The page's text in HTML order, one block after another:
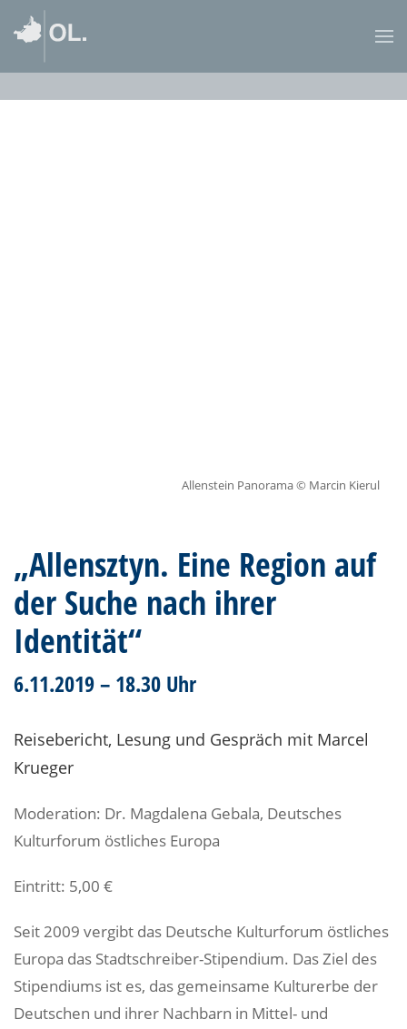
Allenstein Panorama © Marcin Kierul
„Allensztyn. Eine Region auf
der Suche nach ihrer
Identität“
6.11.2019 – 18.30 Uhr
Reisebericht, Lesung und Gespräch mit Marcel
Krueger
Moderation: Dr. Magdalena Gebala, Deutsches
Kulturforum östliches Europa
Eintritt: 5,00 €
Seit 2009 vergibt das Deutsche Kulturforum östliches
Europa das Stadtschreiber-Stipendium. Das Ziel des
Stipendiums ist es, das gemeinsame Kulturerbe der
Deutschen und ihrer Nachbarn in Mittel- und